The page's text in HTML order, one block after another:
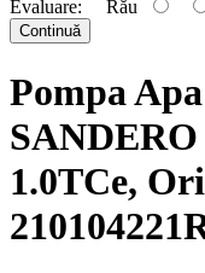
Evaluare: Rău
Continuă
Pompa
SANDERO
1.0TCe,